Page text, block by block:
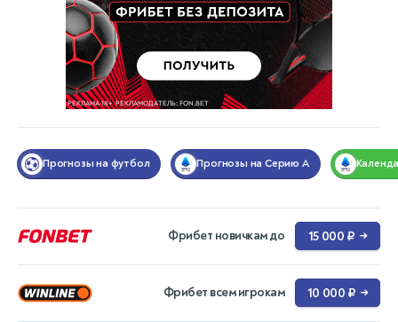
Прогнозы на футбол Прогнозы на Серию А
Фрибет новичкам до 15 000 ₽ →
Фрибет всем игрокам 10 000 ₽ →